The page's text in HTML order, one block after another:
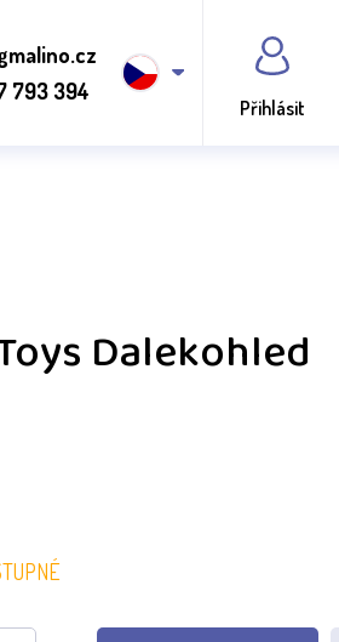
793 394
Přihlásit
Dalekohled